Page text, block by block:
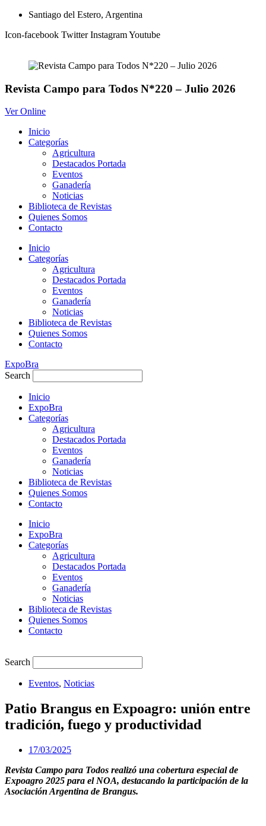
contenido
Santiago del Estero, Argentina
Icon-facebook Twitter InstagramYoutube
Revista Campo para Todos N*220 – Julio 2026
Ver Online
Inicio
Categorías
Agricultura
Destacados Portada
Eventos
Ganadería
Noticias
Biblioteca de Revistas
Quienes Somos
Contacto
Inicio
Categorías
Agricultura
Destacados Portada
Eventos
Ganadería
Noticias
Biblioteca de Revistas
Quienes Somos
Contacto
ExpoBra
Search
Inicio
ExpoBra
Categorías
Agricultura
Destacados Portada
Eventos
Ganadería
Noticias
Biblioteca de Revistas
Quienes Somos
Contacto
Inicio
ExpoBra
Categorías
Agricultura
Destacados Portada
Eventos
Ganadería
Noticias
Biblioteca de Revistas
Quienes Somos
Contacto
Search
Eventos, Noticias
Patio Brangus en Expoagro: unión entre
tradición, fuego y productividad
17/03/2025
Revista Campo para Todos realizó una cobertura especial de
Expoagro 2025 para el NOA, destacando la participación de la
Asociación Argentina de Brangus.